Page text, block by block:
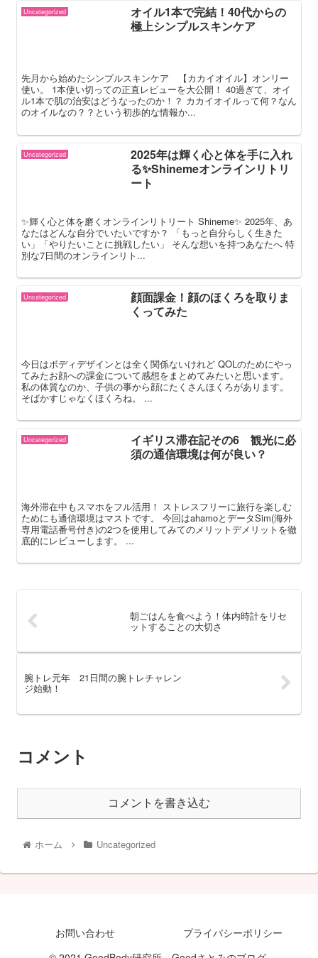
Uncategorized
オイル1本で完結！40代からの
極上シンプルスキンケア
先月から始めたシンプルスキンケア 【カカイオイル】オンリー
使い。 1本使い切っての正直レビューを大公開！ 40過ぎて、オイ
ル1本で肌の治安はどうなったのか！？ カカイオイルって何？なん
のオイルなの？？という初歩的な情報か...
Uncategorized
2025年は輝く心と体を手に入れ
る✨Shinemeオンラインリトリ
ート
✨輝く心と体を磨くオンラインリトリート Shineme✨ 2025年、あ
なたはどんな自分でいたいですか？ 「もっと自分らしく生きた
い」「やりたいことに挑戦したい」 そんな想いを持つあなたへ 特
別な7日間のオンラインリト...
Uncategorized
顔面課金！顔のほくろを取りま
くってみた
今日はボディデザインとは全く関係ないけれど QOLのためにやっ
てみたお顔への課金について感想をまとめてみたいと思います。
私の体質なのか、子供の事から顔にたくさんほくろがあります。
そばかすじゃなくほくろね。 ...
Uncategorized
イギリス滞在記その6 観光に必
須の通信環境は何が良い？
海外滞在中もスマホをフル活用！ ストレスフリーに旅行を楽しむ
ためにも通信環境はマストです。 今回はahamoとデータSim(海外
専用電話番号付き)の2つを使用してみてのメリットデメリットを徹
底的にレビューします。 ...
朝ごはんを食べよう！体内時計をリセ
ットすることの大切さ
腕トレ元年 21日間の腕トレチャレン
ジ始動！
コメント
コメントを書き込む
ホーム Uncategorized
お問い合わせ
プライバシーポリシー